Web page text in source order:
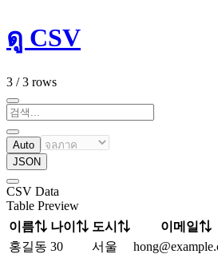
ดู CSV
3 / 3 rows
Auto
JSON
CSV Data
Table Preview
이름⇅ 나이 ⇅ 도시 ⇅ 이메일⇅
홍길동 30 서울